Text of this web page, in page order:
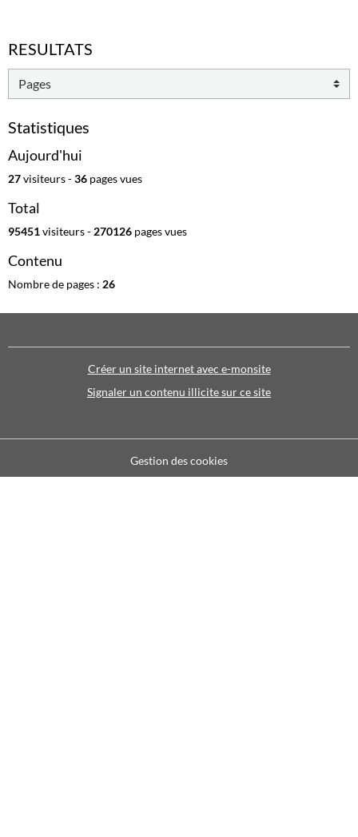
RESULTATS
Statistiques
Aujourd'hui
27visiteurs -36 pages vues
Total
95451visiteurs - 270126 pages vues
Contenu
Nombre de pages : 26
Créer un site internet avec e-monsite
Signaler un contenu illicite sur ce site
Gestion des cookies